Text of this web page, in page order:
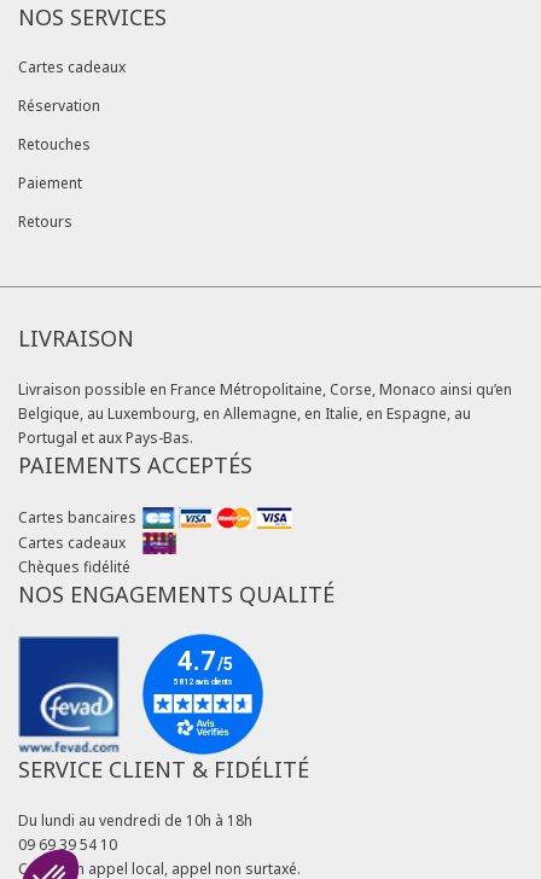
NOS SERVICES
Cartes cadeaux
Réservation
Retouches
Paiement
Retours
LIVRAISON
Livraison possible en France Métropolitaine, Corse, Monaco ainsi qu’en
Belgique, au Luxembourg, en Allemagne, en Italie, en Espagne, au
Portugal et aux Pays-Bas.
PAIEMENTS ACCEPTÉS
Cartes bancaires
Cartes cadeaux
Chèques fidélité
NOS ENGAGEMENTS QUALITÉ
SERVICE CLIENT & FIDÉLITÉ
Du lundi au vendredi de 10h à 18h
09 69 39 54 10
Coût d'un appel local, appel non surtaxé.